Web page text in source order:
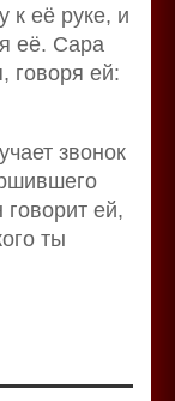
к её руке, и
её. Сара
говоря ей:
звонок
ей,
ты